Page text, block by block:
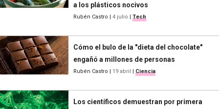
a los plásticos nocivos
Rubén Castro | 4 julio | Tech
Cómo el bulo de la "dieta del chocolate"
engañó a millones de personas
Rubén Castro | 19 abril | Ciencia
Los científicos demuestran por primera